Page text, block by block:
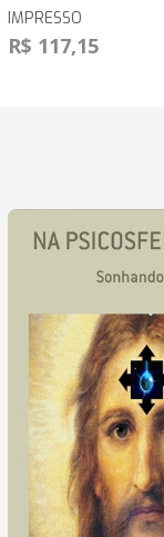
IMPRESSO
R$ 117,15